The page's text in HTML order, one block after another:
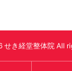
き経堂整体院 All